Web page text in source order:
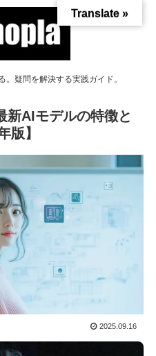
疑問を解決する実践ガイド。
新AIモデルの特徴と
版】
2025.09.16
Translate »